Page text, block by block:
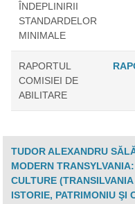
ÎNDEPLINIRII
STANDARDELOR
MINIMALE
RAPORTUL
COMISIEI DE
ABILITARE
TUDOR ALEXANDRU
MODERN
CULTURE
ISTORIE, PATRIMONIU ŞI